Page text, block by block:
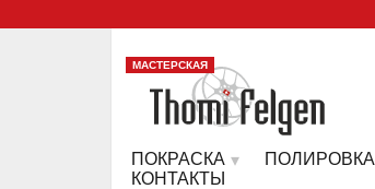
МАСТЕРСКАЯ
ПОКРАСКА ПОЛИРОВКА
КОНТАКТЫ